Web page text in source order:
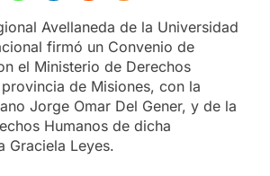
Avellaneda de la Universidad
firmó un Convenio de
el Ministerio de Derechos
de Misiones, con la
Jorge Omar Del Gener, y de la
Humanos de dicha
Graciela Leyes.